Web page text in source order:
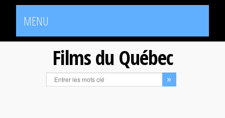
MENU
Films du Québec